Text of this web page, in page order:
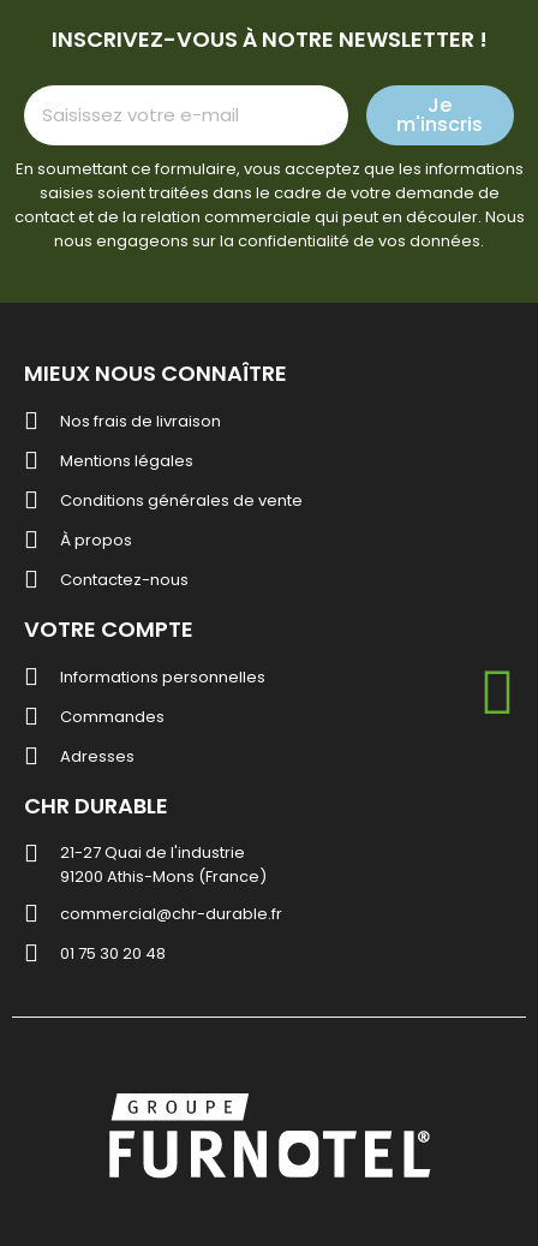
INSCRIVEZ-VOUS À NOTRE NEWSLETTER !
Je
m'inscris
En soumettant ce formulaire, vous acceptez que les informations
saisies soient traitées dans le cadre de votre demande de
contact et de la relation commerciale qui peut en découler. Nous
nous engageons sur la confidentialité de vos données.
MIEUX NOUS CONNAÎTRE
Nos frais de livraison
Mentions légales
Conditions générales de vente
À propos
Contactez-nous
VOTRE COMPTE
Informations personnelles
Commandes
Adresses
CHR DURABLE
21-27 Quai de l'industrie
91200 Athis-Mons (France)
commercial@chr-durable.fr
01 75 30 20 48